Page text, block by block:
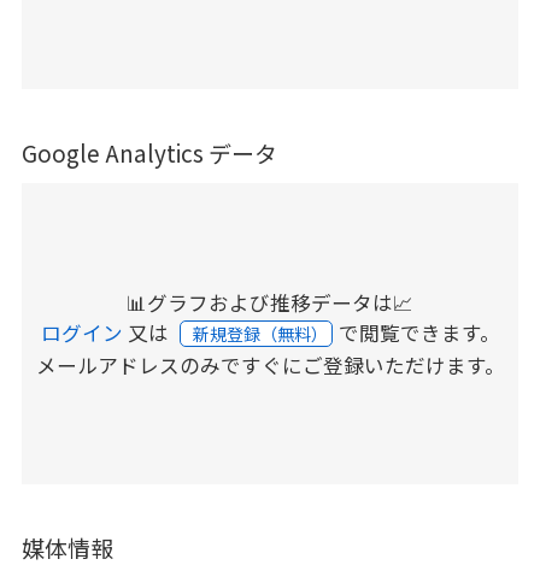
Google Analytics データ
📊グラフおよび推移データは📈
ログイン 又は 新規登録（無料） で閲覧できます。
メールアドレスのみですぐにご登録いただけます。
媒体情報